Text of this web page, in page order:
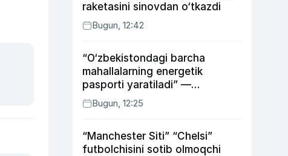
raketasini sinovdan o‘tkazdi
Bugun, 12:42
“O‘zbekistondagi barcha
mahallalarning energetik
pasporti yaratiladi” —
energetika vaziri
Bugun, 12:25
“Manchester Siti” “Chelsi”
futbolchisini sotib olmoqchi